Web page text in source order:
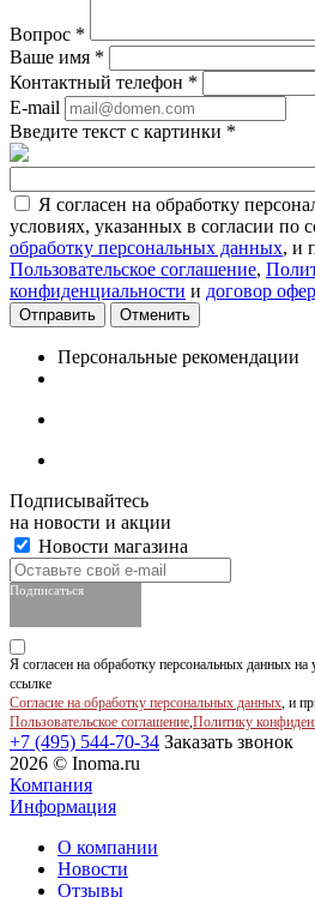
Вопрос *
Ваше имя *
Контактный телефон *
E-mail
Введите текст с картинки *
Я согласен на обработку
условиях, указанных в согласии по
обработку персональных данных, и
Пользовательское соглашение,
конфиденциальности и договор
Отменить
Персональные рекомендации
Подписывайтесь
на новости и акции
Новости магазина
Подписаться
Я согласен на обработку персональных данных на
ссылке
Согласие на обработку персональных данных, и
Пользовательское соглашение,Политику
+7 (495) 544-70-34 Заказать звонок
2026 © Inoma.ru
Компания
Информация
О компании
Новости
Отзывы